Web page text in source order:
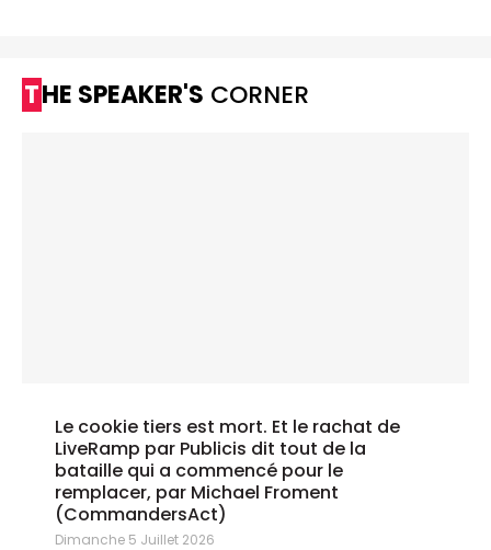
THE SPEAKER'S CORNER
Le cookie tiers est mort. Et le rachat de
LiveRamp par Publicis dit tout de la
bataille qui a commencé pour le
remplacer, par Michael Froment
(CommandersAct)
Dimanche 5 Juillet 2026